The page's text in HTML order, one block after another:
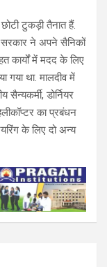
टुकड़ी तैनात हैं.
सरकार ने अपने सैनिकों
कार्यों में मदद के लिए
गया था. मालदीव में
डोर्नियर
का प्रबंधन
के लिए दो अन्य